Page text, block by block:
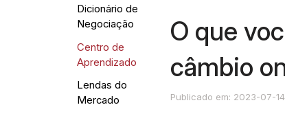
Dicionário de
Negociação
Centro de
Aprendizado
Lendas do
Mercado
O que
câmbio
Publicado em: 2023-07-14